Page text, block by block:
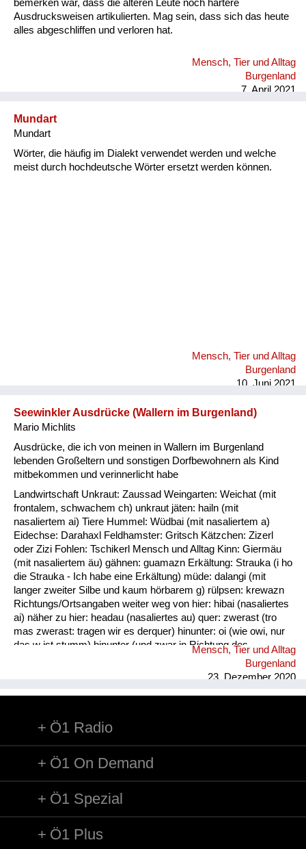
bemerken war, dass die älteren Leute noch härtere
Ausdrucksweisen artikulierten. Mag sein, dass sich das heute
alles abgeschliffen und verloren hat.
Mensch, Tier und Alltag
Burgenland
7. April 2021
Mundart
Mundart
Wörter, die häufig im Dialekt verwendet werden und welche
meist durch hochdeutsche Wörter ersetzt werden können.
Mensch, Tier und Alltag
Burgenland
10. Juni 2021
Seewinkler Ausdrücke (Wallern im Burgenland)
Mario Michlits
Ausdrücke, die ich von meinen in Wallern im Burgenland
lebenden Großeltern und sonstigen Dorfbewohnern als Kind
mitbekommen und verinnerlicht habe
Landwirtschaft Unkraut: Zaussad Weingarten: Weichat (mit
frontalem, schwachem ch) unkraut jäten: hailn (mit
nasaliertem ai) Tiere Hummel: Wüdbai (mit nasaliertem a)
Eidechse: Darahaxl Feldhamster: Gritsch Kätzchen: Zizerl
oder Zizi Fohlen: Tschikerl Mensch und Alltag Kinn: Giermäu
(mit nasaliertem äu) gähnen: guamazn Erkältung: Strauka (i ho
die Strauka - Ich habe eine Erkältung) müde: dalangi (mit
langer zweiter Silbe und kaum hörbarem g) rülpsen: krewazn
Richtungs/Ortsangaben weiter weg von hier: hibai (nasaliertes
ai) näher zu hier: headau (nasaliertes au) quer: zwerast (tro
mas zwerast: tragen wir es derquer) hinunter: oi (wie owi, nur
das w ist stumm) hinunter (und zwar in Richtung des
Sprechers): oana (kim oana - komm herunter, und zwar zu
mir) weg: dui (kais dui - wirf es weg) werfen: kai (nasaliertes
Mensch, Tier und Alltag
Burgenland
23. Dezember 2020
Ö1 Radio
Ö1 On Demand
Ö1 Spezial
Ö1 Plus